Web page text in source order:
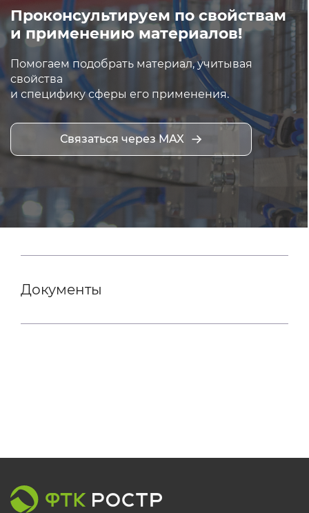
Проконсультируем по свойствам
и применению материалов!
Помогаем подобрать материал, учитывая
свойства
и специфику сферы его применения.
Связаться через MAX
Документы